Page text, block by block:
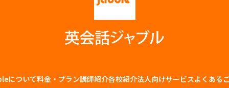
について料金・プラン講師紹介各校紹介法⼈向けサービスよくある